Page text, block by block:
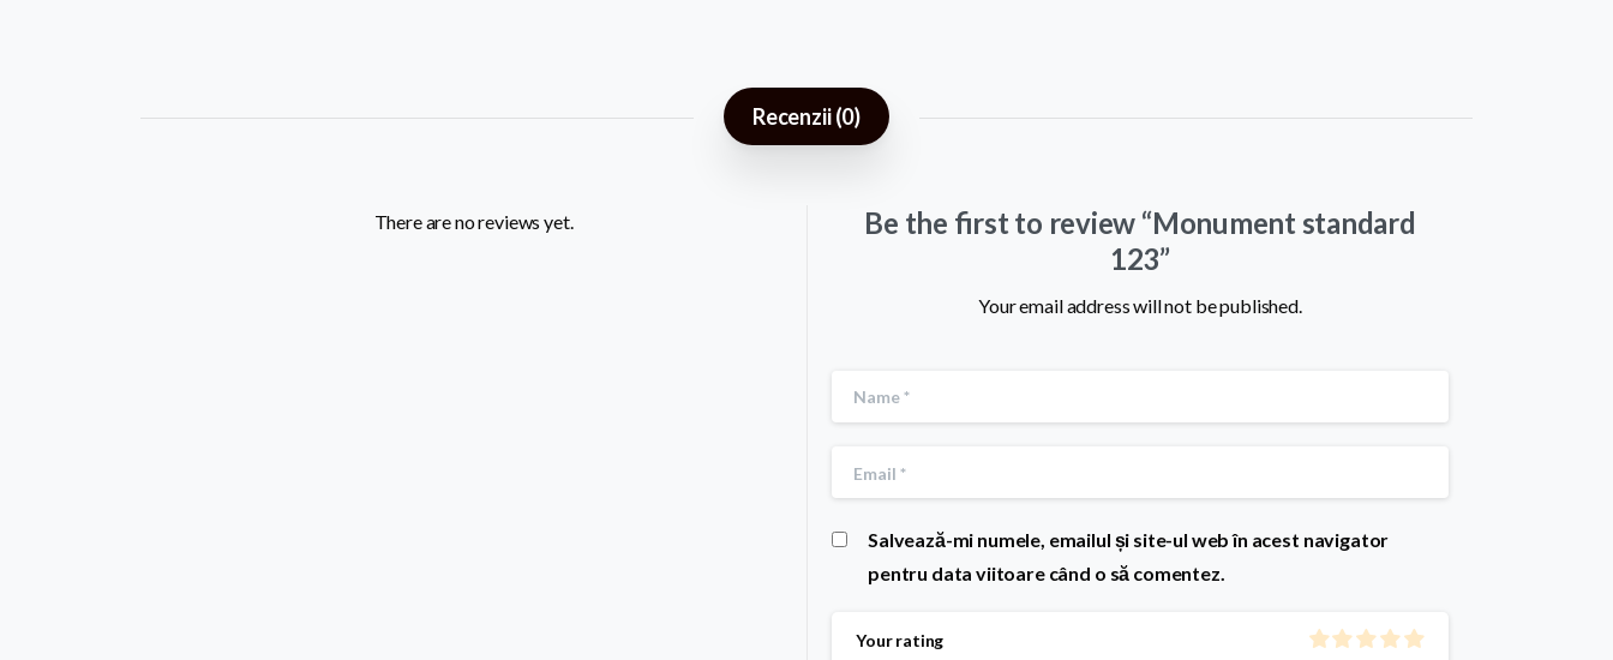
Recenzii (0)
There are no reviews yet.
Be the first to review “Monument standard
123”
Your email address will not be published.
Salvează-mi numele, emailul și site-ul web în acest navigator
pentru data viitoare când o să comentez.
Your rating